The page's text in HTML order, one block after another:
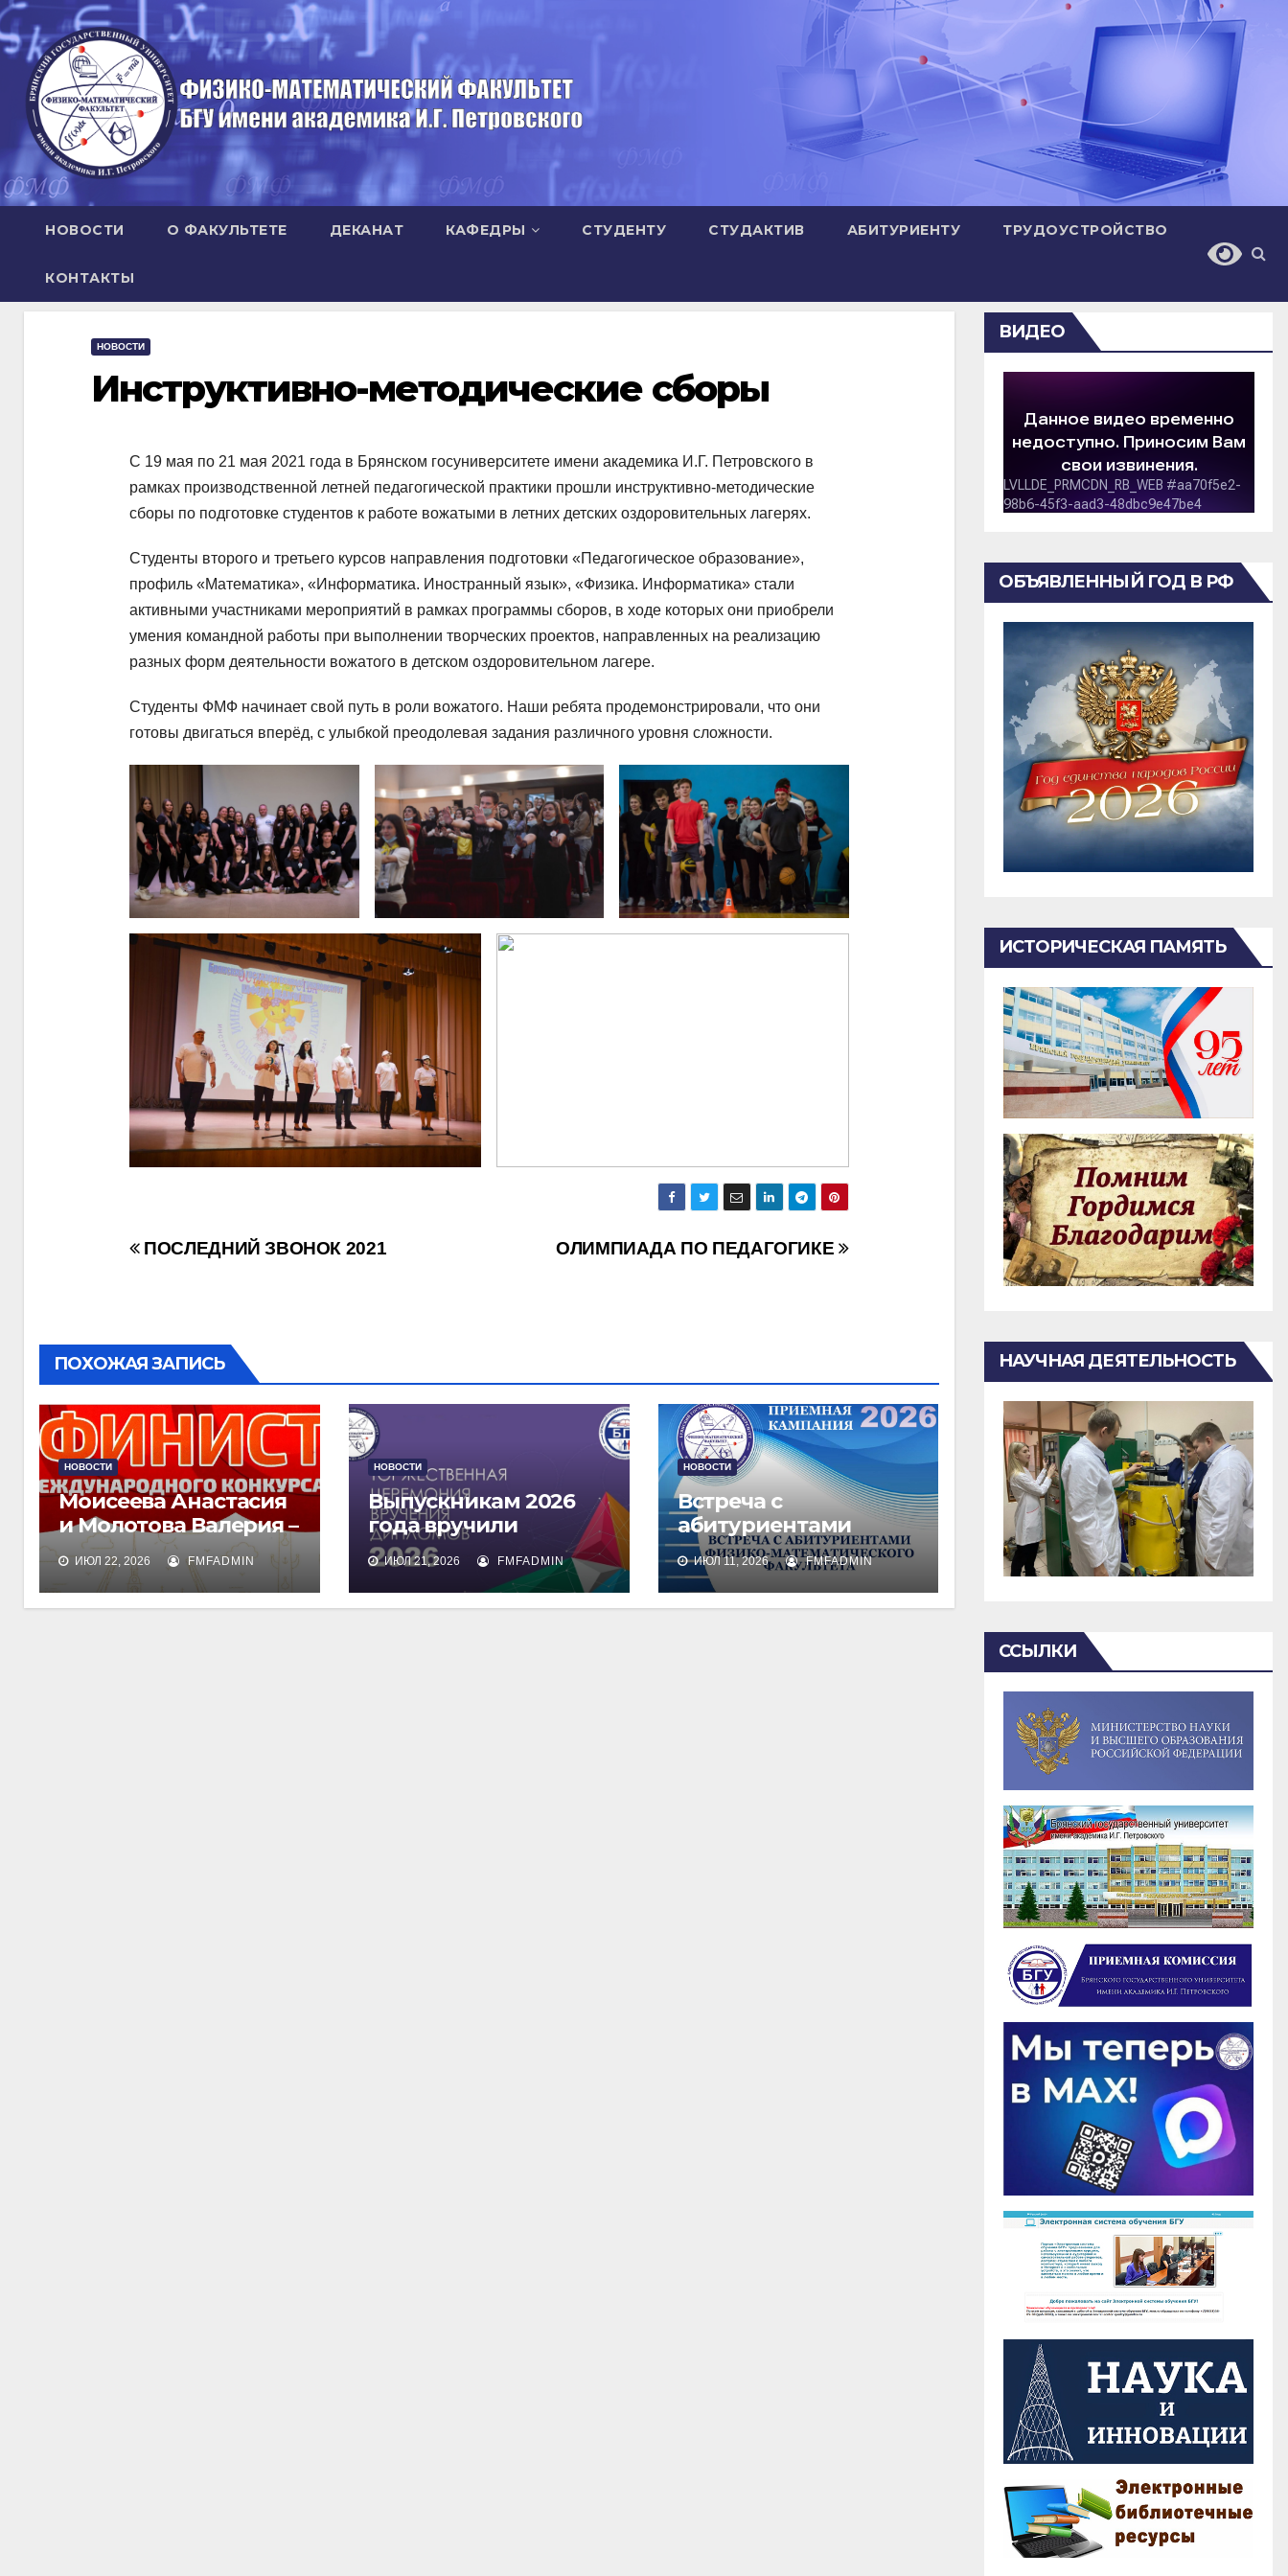
Перейти
к
содержимому
НОВОСТИ О ФАКУЛЬТЕТЕ ДЕКАНАТ КАФЕДРЫ СТУДЕНТУ СТУДАКТИВ АБИТУРИЕНТУ ТРУДОУСТРОЙСТВО
КОНТАКТЫ
НОВОСТИ
Инструктивно-методические сборы
С 19 мая по 21 мая 2021 года в Брянском госуниверситете имени академика И.Г. Петровского в
рамках производственной летней педагогической практики прошли инструктивно-методические
сборы по подготовке студентов к работе вожатыми в летних детских оздоровительных лагерях.
Студенты второго и третьего курсов направления подготовки «Педагогическое образование»,
профиль «Математика», «Информатика. Иностранный язык», «Физика. Информатика» стали
активными участниками мероприятий в рамках программы сборов, в ходе которых они приобрели
умения командной работы при выполнении творческих проектов, направленных на реализацию
разных форм деятельности вожатого в детском оздоровительном лагере.
Студенты ФМФ начинает свой путь в роли вожатого. Наши ребята продемонстрировали, что они
готовы двигаться вперёд, с улыбкой преодолевая задания различного уровня сложности.
Навигация
ОЛИМПИАДА ПО ПЕДАГОГИКЕ
ПОСЛЕДНИЙ ЗВОНОК 2021
ПОХОЖАЯ ЗАПИСЬ
НОВОСТИ
Моисеева Анастасия
и Молотова Валерия –
лауреаты
международного
конкурса талантов
ИЮЛ 22, 2026 FMFADMIN
НОВОСТИ
Выпускникам 2026
года вручили
дипломы о высшем
образовании
ИЮЛ 21, 2026 FMFADMIN
НОВОСТИ
Встреча с
абитуриентами
физико-
математического
факультета и их
ИЮЛ 11, 2026 FMFADMIN
ВИДЕО
ОБЪЯВЛЕННЫЙ ГОД В РФ
ИСТОРИЧЕСКАЯ ПАМЯТЬ
НАУЧНАЯ ДЕЯТЕЛЬНОСТЬ
ССЫЛКИ